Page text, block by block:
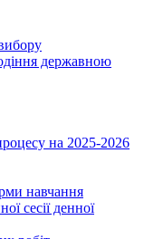
державною
на 2025-2026
навчання
сесії денної